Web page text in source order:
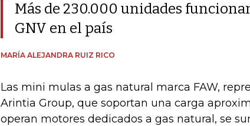
Más de 230.000 unidades
GNV en el país
MARÍA ALEJANDRA RUIZ RICO
Las mini mulas a gas natural marca FAW,
Arintia Group, que soportan una carga
operan motores dedicados a gas natural, se